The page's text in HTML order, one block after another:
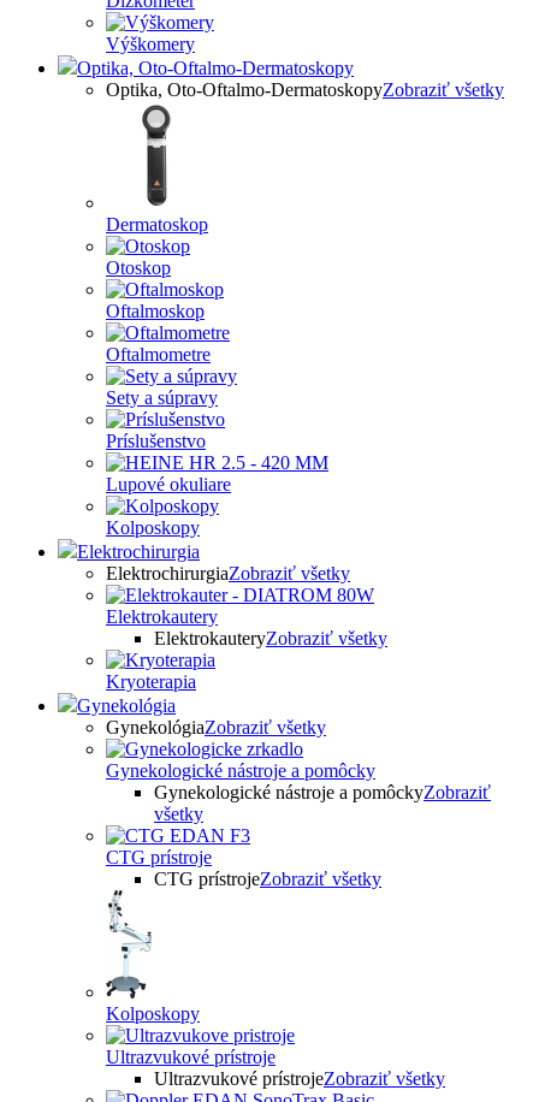
Výškomery
Optika, Oto-Oftalmo-Dermatoskopy
Optika, Oto-Oftalmo-DermatoskopyZobraziť všetky
Dermatoskop
Otoskop
Oftalmoskop
Oftalmometre
Sety a súpravy
Príslušenstvo
Lupové okuliare
Kolposkopy
Elektrochirurgia
ElektrochirurgiaZobraziť všetky
Elektrokautery
ElektrokauteryZobraziť všetky
Kryoterapia
Gynekológia
GynekológiaZobraziť všetky
Gynekologické nástroje a pomôcky
Gynekologické nástroje a pomôckyZobraziť
všetky
CTG prístroje
CTG prístrojeZobraziť všetky
Kolposkopy
Ultrazvukové prístroje
Ultrazvukové prístrojeZobraziť všetky